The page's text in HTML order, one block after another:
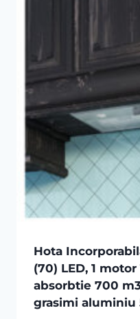
Hota
(70) LED, 1
absorbtie 700
grasimi aluminiu